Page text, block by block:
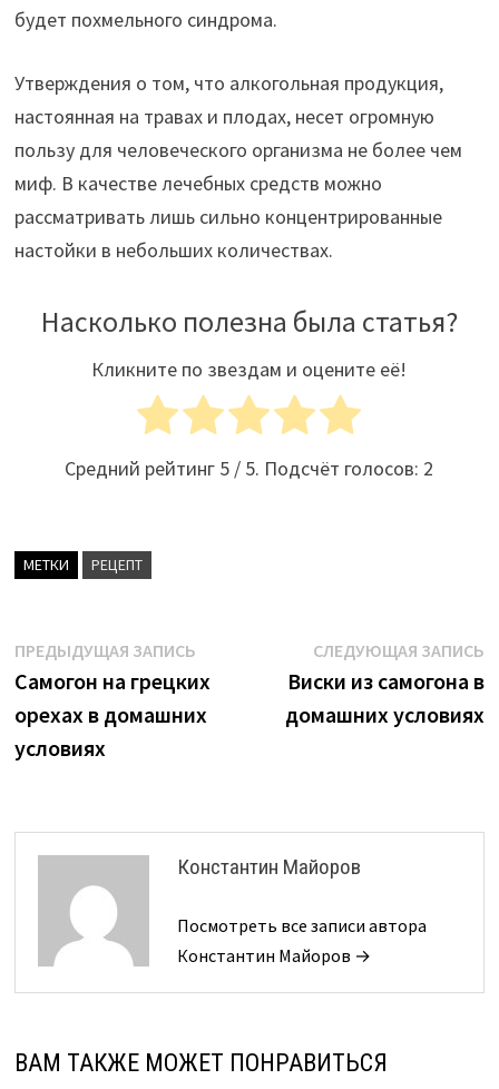
будет похмельного синдрома.
Утверждения о том, что алкогольная продукция,
настоянная на травах и плодах, несет огромную
пользу для человеческого организма не более чем
миф. В качестве лечебных средств можно
рассматривать лишь сильно концентрированные
настойки в небольших количествах.
Насколько полезна была статья?
Кликните по звездам и оцените её!
Средний рейтинг 5 / 5. Подсчёт голосов: 2
МЕТКИ РЕЦЕПТ
Навигация
по
записям
ПРЕДЫДУЩАЯ ЗАПИСЬПредыдущая
запись:
Самогон на грецких
орехах в домашних
условиях
СЛЕДУЮЩАЯ ЗАПИСЬ
Виски из самогона в
домашних условиях
Константин Майоров
Посмотреть все записи автора
Константин Майоров →
ВАМ ТАКЖЕ МОЖЕТ ПОНРАВИТЬСЯ